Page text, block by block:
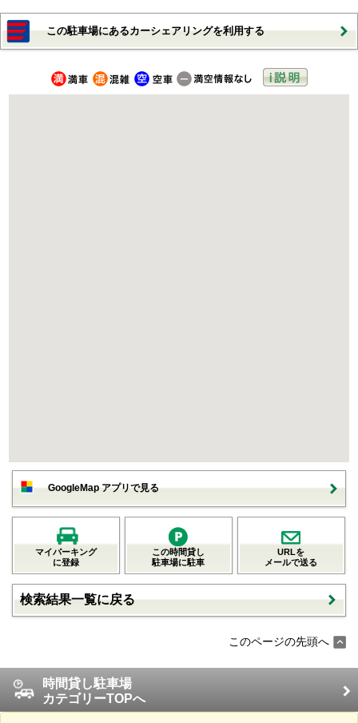
この駐車場にあるカーシェアリングを利用する
GoogleMap アプリで見る
マイパーキング
に登録
この時間貸し
駐車場に駐車
URLを
メールで送る
検索結果一覧に戻る
このページの先頭へ
時間貸し駐車場
カテゴリーTOPへ